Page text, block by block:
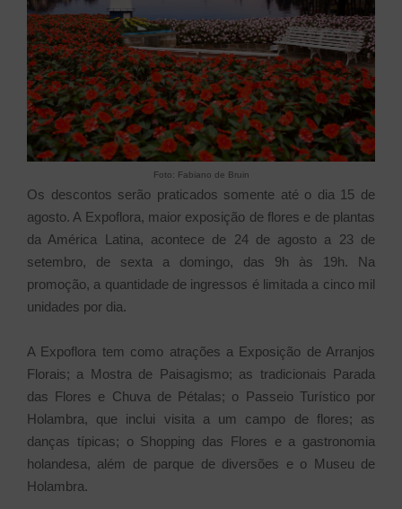
Foto: Fabiano de Bruin
Os descontos serão praticados somente até o dia 15 de
agosto. A Expoflora, maior exposição de flores e de plantas
da América Latina, acontece de 24 de agosto a 23 de
setembro, de sexta a domingo, das 9h às 19h. Na
promoção, a quantidade de ingressos é limitada a cinco mil
unidades por dia.
A Expoflora tem como atrações a Exposição de Arranjos
Florais; a Mostra de Paisagismo; as tradicionais Parada
das Flores e Chuva de Pétalas; o Passeio Turístico por
Holambra, que inclui visita a um campo de flores; as
danças típicas; o Shopping das Flores e a gastronomia
holandesa, além de parque de diversões e o Museu de
Holambra.